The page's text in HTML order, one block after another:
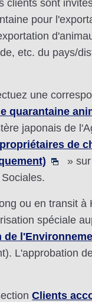
clients sont
pour
etc. du pays/
une
quarantaine
japonais de
de
»
ou en transit
spéciale
L'approbation
Clients